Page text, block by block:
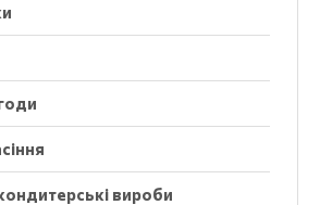
вироби